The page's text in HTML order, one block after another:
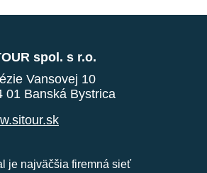
spol. s r.o.
Vansovej 10
01 Banská Bystrica
je najväčšia firemná sieť